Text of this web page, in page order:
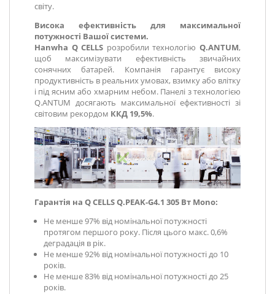
світу.
Висока ефективність для максимальної
потужності Вашої системи.
Hanwha Q CELLS розробили технологіюQ.ANTUM,
щоб максимізувати ефективність звичайних
сонячних батарей. Компанія гарантує високу
продуктивність в реальних умовах, взимку або влітку
і під ясним або хмарним небом. Панелі з технологією
Q.ANTUM досягають максимальної ефективності зі
світовим рекордом ККД 19,5%.
Гарантія на Q CELLSQ.PEAK-G4.1 305 Вт Mono:
Не менше 97% від номінальної потужності
протягом першого року. Після цього макс. 0,6%
деградація в рік.
Не менше 92% від номінальної потужності до 10
років.
Не менше 83% від номінальної потужності до 25
років.